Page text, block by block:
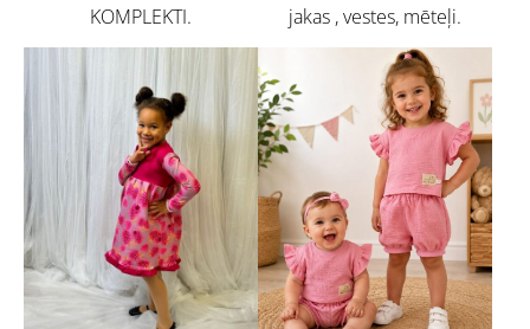
KOMPLEKTI.
jakas , vestes, mēteļi.